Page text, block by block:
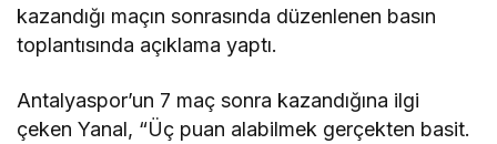
kazandığı maçın sonrasında düzenlenen basın
toplantısında açıklama yaptı.
Antalyaspor’un 7 maç sonra kazandığına ilgi
çeken Yanal, “Üç puan alabilmek gerçekten basit.